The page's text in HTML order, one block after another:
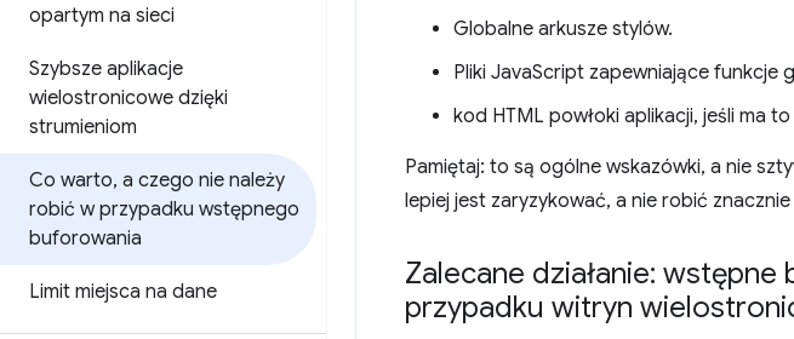
opartym na sieci
Szybsze aplikacje
wielostronicowe dzięki
strumieniom
Co warto, a czego nie należy
robić w przypadku wstępnego
buforowania
Limit miejsca na dane
Globalne arkusze stylów.
Pliki JavaScript zapewniające funkcje
kod HTML powłoki aplikacji, jeśli ma
Pamiętaj: to są ogólne wskazówki, a nie
lepiej jest zaryzykować, a nie robić znacznie
Zalecane działanie:
przypadku witryn